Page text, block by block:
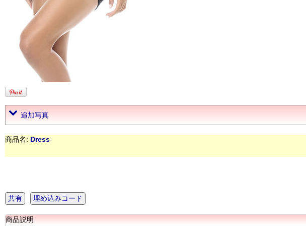
追加写真
商品名: Dress
共有 埋め込みコード
商品説明